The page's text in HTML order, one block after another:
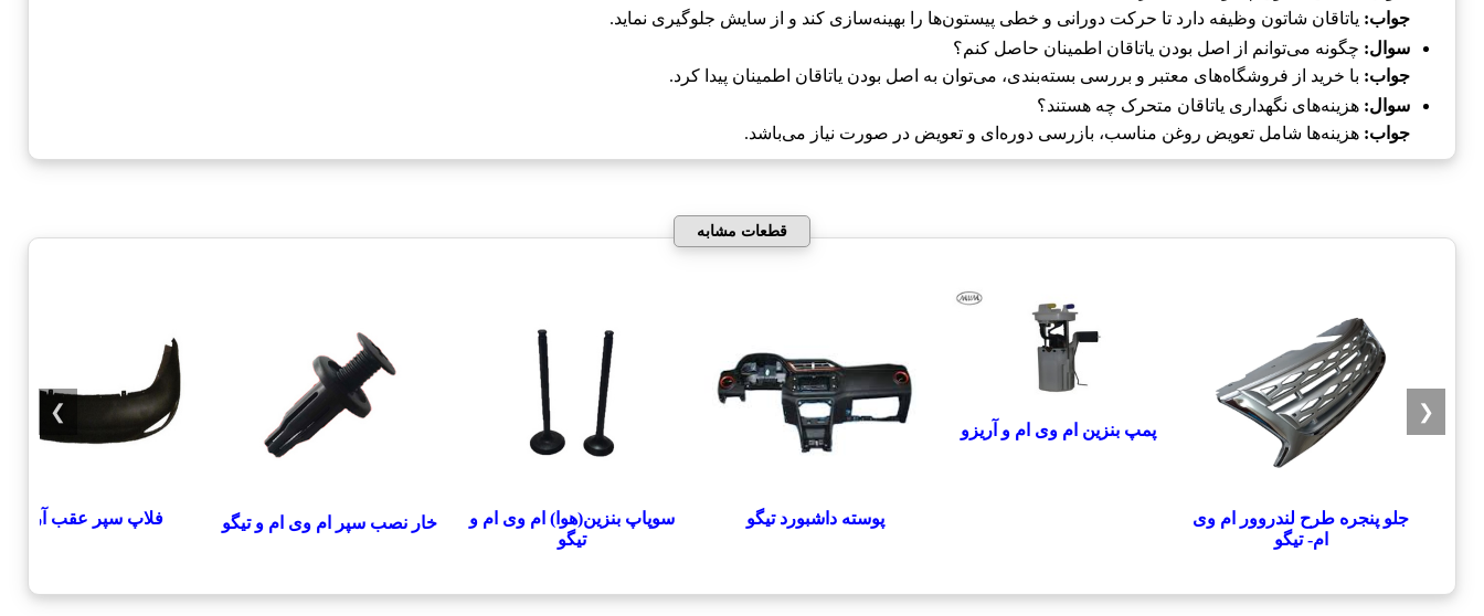
جواب: یاتاقان شاتون وظیفه دارد تا حرکت دورانی و خطی پیستون‌ها را بهینه‌سازی کند و از سایش جلوگیری نماید.
سوال: چگونه می‌توانم از اصل بودن یاتاقان اطمینان حاصل کنم؟
جواب: با خرید از فروشگاه‌های معتبر و بررسی بسته‌بندی، می‌توان به اصل بودن یاتاقان اطمینان پیدا کرد.
سوال: هزینه‌های نگهداری یاتاقان متحرک چه هستند؟
جواب: هزینه‌ها شامل تعویض روغن مناسب، بازرسی دوره‌ای و تعویض در صورت نیاز می‌باشد.
قطعات مشابه
جلو پنجره طرح لندروور ام وی
ام- تیگو
پمپ بنزین ام وی ام و آریزو
پوسته داشبورد تیگو
سوپاپ بنزين(هوا) ام وی ام و
تیگو
خار نصب سپر ام وی ام و تیگو فلاپ سپر عقب آریزو
❮
❯